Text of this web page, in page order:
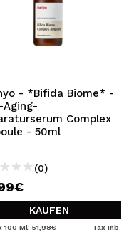
- *Bifida Biome* -
Complex
- 50ml
(0)
KAUFEN
100 Ml: 51,98€ Tax Inb.